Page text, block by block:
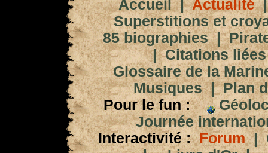
Accueil|Actualité
Superstitions et
85 biographies|
|Citations
Glossaire de la
Musiques|Plan
Pour le fun :
Journée
Interactivité : Forum|